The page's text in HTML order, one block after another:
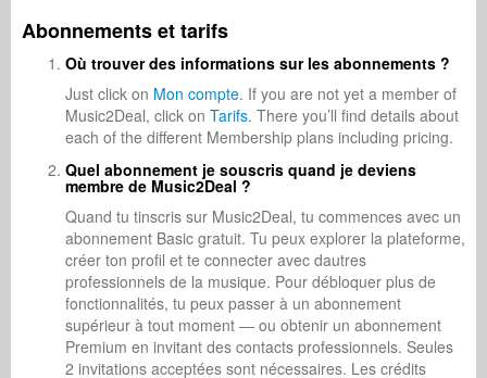
Abonnements et tarifs
Où trouver des informations sur les abonnements ?
Just click on Mon compte. If you are not yet a member of
Music2Deal, click on Tarifs. There you’ll find details about
each of the different Membership plans including pricing.
Quel abonnement je souscris quand je deviens
membre de Music2Deal ?
Quand tu tinscris sur Music2Deal, tu commences avec un
abonnement Basic gratuit. Tu peux explorer la plateforme,
créer ton profil et te connecter avec dautres
professionnels de la musique. Pour débloquer plus de
fonctionnalités, tu peux passer à un abonnement
supérieur à tout moment — ou obtenir un abonnement
Premium en invitant des contacts professionnels. Seules
2 invitations acceptées sont nécessaires. Les crédits